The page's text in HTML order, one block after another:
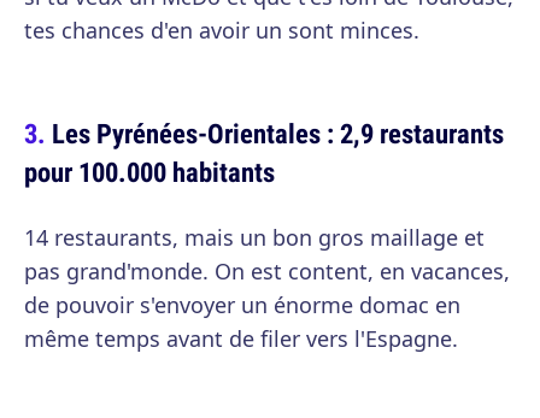
tes chances d'en avoir un sont minces.
Les Pyrénées-Orientales : 2,9 restaurants
pour 100.000 habitants
14 restaurants, mais un bon gros maillage et
pas grand'monde. On est content, en vacances,
de pouvoir s'envoyer un énorme domac en
même temps avant de filer vers l'Espagne.